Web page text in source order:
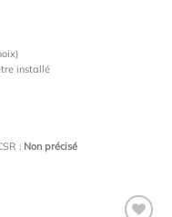
installé
: Non précisé